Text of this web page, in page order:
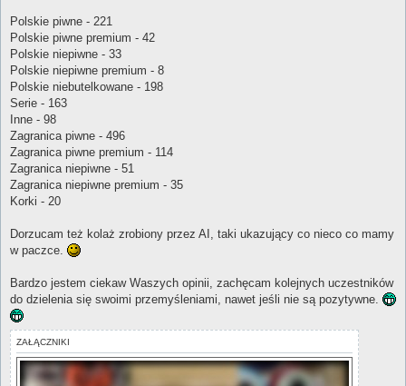
Polskie piwne - 221
Polskie piwne premium - 42
Polskie niepiwne - 33
Polskie niepiwne premium - 8
Polskie niebutelkowane - 198
Serie - 163
Inne - 98
Zagranica piwne - 496
Zagranica piwne premium - 114
Zagranica niepiwne - 51
Zagranica niepiwne premium - 35
Korki - 20
Dorzucam też kolaż zrobiony przez AI, taki ukazujący co nieco co mamy
w paczce.
Bardzo jestem ciekaw Waszych opinii, zachęcam kolejnych uczestników
do dzielenia się swoimi przemyśleniami, nawet jeśli nie są pozytywne.
ZAŁĄCZNIKI